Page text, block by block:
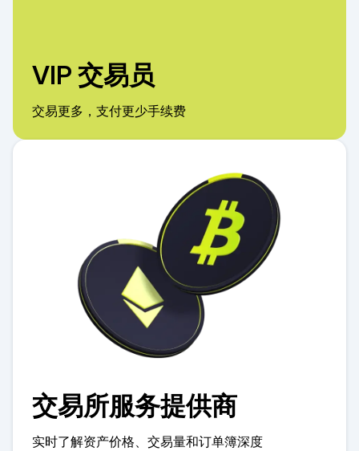
VIP 交易员
交易更多，支付更少手续费
交易所服务提供商
实时了解资产价格、交易量和订单簿深度